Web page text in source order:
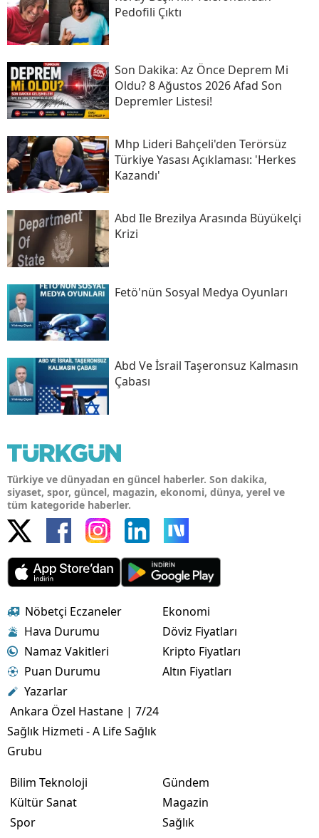
Pedofili Çıktı
Son Daki̇ka: Az Önce Deprem Mi
Oldu? 8 Ağustos 2026 Afad Son
Depremler Listesi!
Mhp Lideri Bahçeli'den Terörsüz
Türkiye Yasası Açıklaması: 'herkes
Kazandı'
Abd Ile Brezilya Arasında Büyükelçi
Krizi
Fetö'nün Sosyal Medya Oyunları
Abd Ve İsrail Taşeronsuz Kalmasın
Çabası
Türkiye ve dünyadan en güncel haberler. Son dakika,
siyaset, spor, güncel, magazin, ekonomi, dünya, yerel ve
tüm kategoride haberler.
Nöbetçi Eczaneler
Hava Durumu
Namaz Vakitleri
Puan Durumu
Yazarlar
Ankara Özel Hastane | 7/24
Sağlık Hizmeti - A Life Sağlık
Grubu
Ekonomi
Döviz Fiyatları
Kripto Fiyatları
Altın Fiyatları
Bilim Teknoloji
Kültür Sanat
Spor
Gündem
Magazin
Sağlık